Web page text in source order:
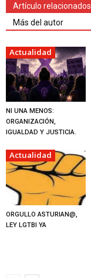
Artículo relacionados
Más del autor
Actualidad
NI UNA MENOS:
ORGANIZACIÓN,
IGUALDAD Y JUSTICIA.
Actualidad
ORGULLO ASTURIAN@,
LEY LGTBI YA